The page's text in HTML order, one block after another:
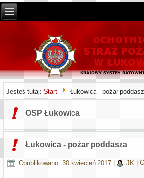
Jesteś tutaj:Start Łukowica - pożar
OSP Łukowica
Łukowica - pożar poddasza
Opublikowano: 30 kwiecień 2017 JK |